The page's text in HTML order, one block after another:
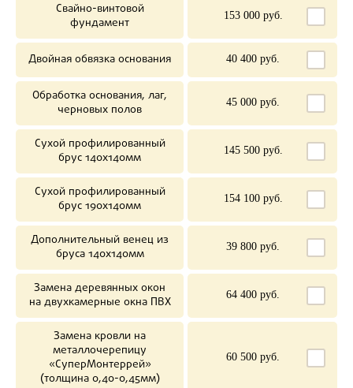
Свайно-винтовой
фундамент
153 000 руб.
Двойная обвязка основания 40 400 руб.
Обработка основания, лаг,
черновых полов
45 000 руб.
Сухой профилированный
брус 140х140мм
145 500 руб.
Сухой профилированный
брус 190х140мм
154 100 руб.
Дополнительный венец из
бруса 140х140мм
39 800 руб.
Замена деревянных окон
на двухкамерные окна ПВХ
64 400 руб.
Замена кровли на
металлочерепицу
«СуперМонтеррей»
(толщина 0,40-0,45мм)
60 500 руб.